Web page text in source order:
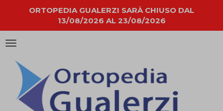
ORTOPEDIA GUALERZI SARÀ CHIUSO DAL
13/08/2026 AL 23/08/2026
Attiva/disattiva
navigazione